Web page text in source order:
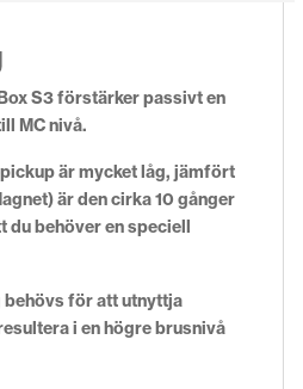
S3 förstärker passivt en
MC nivå.
är mycket låg, jämfört
är den cirka 10 gånger
du behöver en speciell
för att utnyttja
i en högre brusnivå